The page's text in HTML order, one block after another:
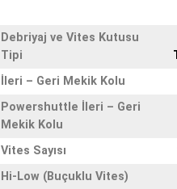
Debriyaj ve Vites Kutusu
Tipi
İleri – Geri Mekik Kolu
Powershuttle İleri – Geri
Mekik Kolu
Vites Sayısı
Hi-Low (Buçuklu Vites)